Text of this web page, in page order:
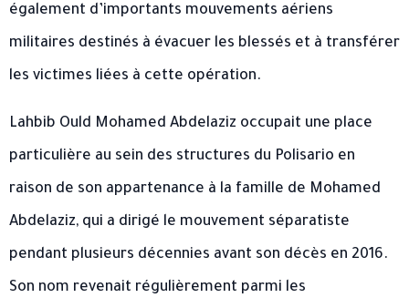
également d’importants mouvements aériens
militaires destinés à évacuer les blessés et à transférer
les victimes liées à cette opération.
Lahbib Ould Mohamed Abdelaziz occupait une place
particulière au sein des structures du Polisario en
raison de son appartenance à la famille de Mohamed
Abdelaziz, qui a dirigé le mouvement séparatiste
pendant plusieurs décennies avant son décès en 2016.
Son nom revenait régulièrement parmi les